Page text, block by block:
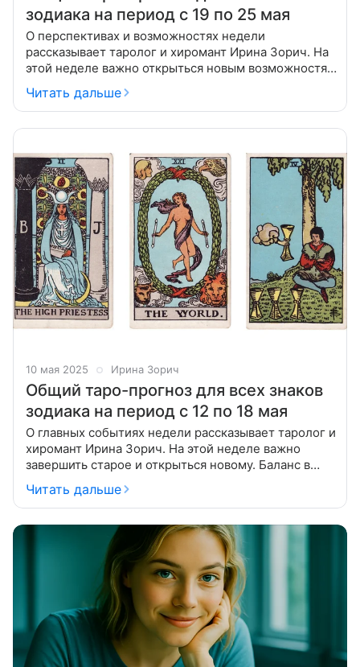
зодиака на период с 19 по 25 мая
О перспективах и возможностях недели
рассказывает таролог и хиромант Ирина Зорич. На
этой неделе важно открыться новым возможностям
и сосредоточиться на внутреннем росте, отпуская
все, что больше не служит вам.
Читать дальше
10 мая 2025 Ирина Зорич
Общий таро-прогноз для всех знаков
зодиака на период с 12 по 18 мая
О главных событиях недели рассказывает таролог и
хиромант Ирина Зорич. На этой неделе важно
завершить старое и открыться новому. Баланс в
моменте поможет обрести гармонию и добиться
успеха. Настойчивость в обучении
Читать дальше